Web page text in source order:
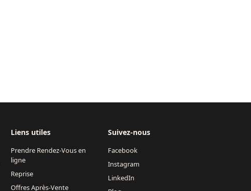
Liens utiles
Prendre Rendez-Vous en
ligne
Reprise
Offres Après-Vente
Suivez-nous
Facebook
Instagram
LinkedIn